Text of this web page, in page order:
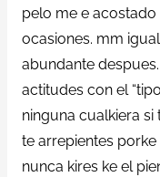
pelo me e acostado
ocasiones. mm
abundante
actitudes con el
ninguna cualkiera si
te arrepientes
nunca kires ke el